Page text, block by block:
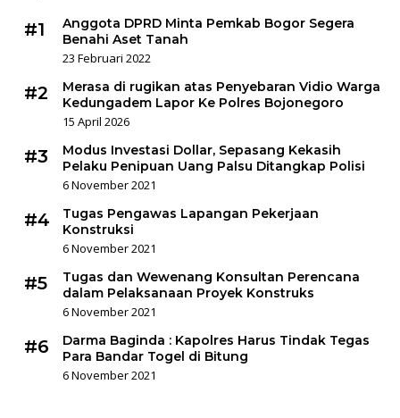
#1
Anggota DPRD Minta Pemkab Bogor Segera
Benahi Aset Tanah
23 Februari 2022
#2
Merasa di rugikan atas Penyebaran Vidio Warga
Kedungadem Lapor Ke Polres Bojonegoro
15 April 2026
#3
Modus Investasi Dollar, Sepasang Kekasih
Pelaku Penipuan Uang Palsu Ditangkap Polisi
6 November 2021
#4
Tugas Pengawas Lapangan Pekerjaan
Konstruksi
6 November 2021
#5
Tugas dan Wewenang Konsultan Perencana
dalam Pelaksanaan Proyek Konstruks
6 November 2021
#6
Darma Baginda : Kapolres Harus Tindak Tegas
Para Bandar Togel di Bitung
6 November 2021